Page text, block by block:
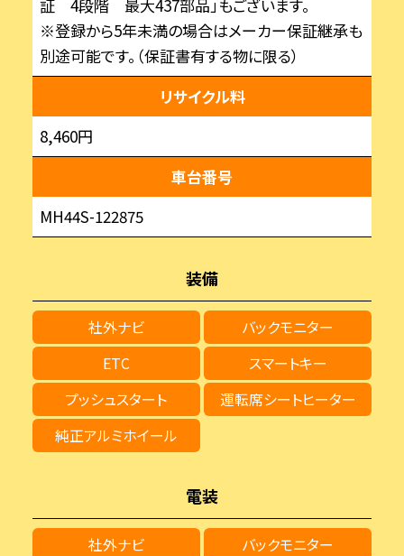
証 4段階 最大437部品」もございます。
※登録から5年未満の場合はメーカー保証継承も
別途可能です。（保証書有する物に限る）
リサイクル料
8,460円
車台番号
MH44S-122875
装備
社外ナビ
バックモニター
ETC
スマートキー
プッシュスタート
運転席シートヒーター
純正アルミホイール
電装
社外ナビ
バックモニター